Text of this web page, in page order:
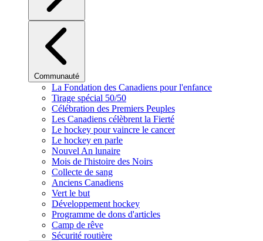
Communauté
La Fondation des Canadiens pour l'enfance
Tirage spécial 50/50
Célébration des Premiers Peuples
Les Canadiens célèbrent la Fierté
Le hockey pour vaincre le cancer
Le hockey en parle
Nouvel An lunaire
Mois de l'histoire des Noirs
Collecte de sang
Anciens Canadiens
Vert le but
Développement hockey
Programme de dons d'articles
Camp de rêve
Sécurité routière